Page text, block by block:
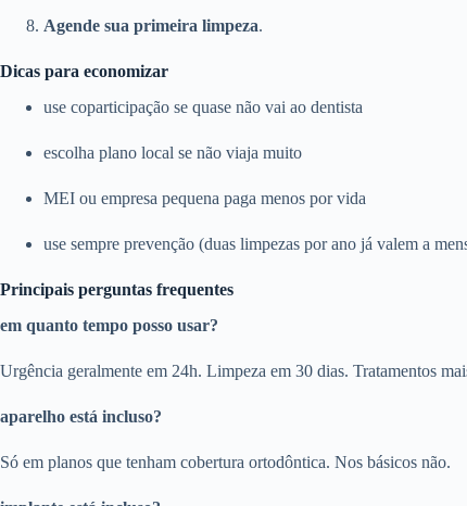
Agende sua primeira limpeza.
Dicas para economizar
use coparticipação se quase não vai ao dentista
escolha plano local se não viaja muito
MEI ou empresa pequena paga menos por vida
use sempre prevenção (duas limpezas por ano já valem a
Principais perguntas frequentes
em quanto tempo posso usar?
Urgência geralmente em 24h. Limpeza em 30 dias. Tratamentos
aparelho está incluso?
Só em planos que tenham cobertura ortodôntica. Nos básicos não.